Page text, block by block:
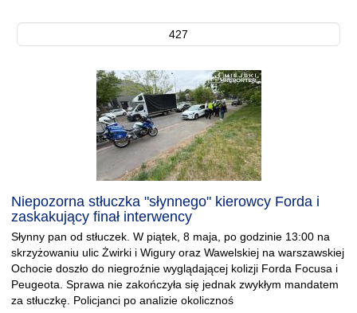
427
Niepozorna stłuczka "słynnego" kierowcy Forda i
zaskakujący finał interwency
Słynny pan od stłuczek. W piątek, 8 maja, po godzinie 13:00 na
skrzyżowaniu ulic Żwirki i Wigury oraz Wawelskiej na warszawskiej
Ochocie doszło do niegroźnie wyglądającej kolizji Forda Focusa i
Peugeota. Sprawa nie zakończyła się jednak zwykłym mandatem
za stłuczkę. Policjanci po analizie okolicznoś